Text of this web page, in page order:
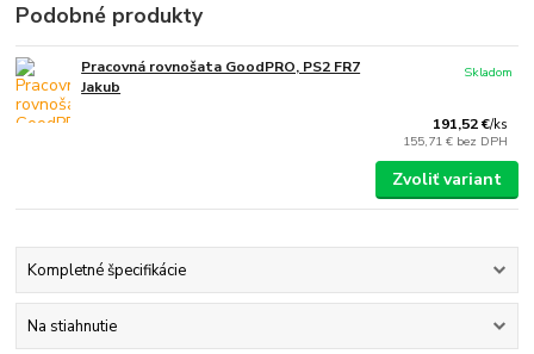
Podobné produkty
Pracovná rovnošata GoodPRO, PS2 FR7
Jakub
191,52 €/ks
155,71 € bez DPH
Skladom
Zvoliť variant
Kompletné špecifikácie
Na stiahnutie